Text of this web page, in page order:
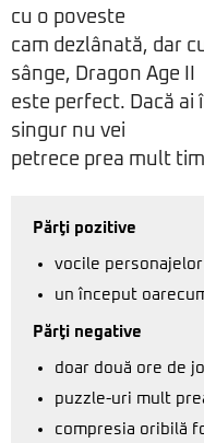
cu o poveste
cam dezlânată, dar
sânge, Dragon Age II
este perfect. Dacă ai
singur nu vei
petrece prea mult
Părţi pozitive
vocile personajelor
un început
Părţi negative
doar două ore de
puzzle-uri mult
compresia oribilă